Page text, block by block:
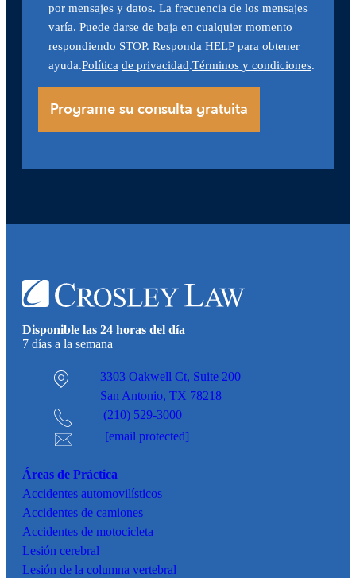
por mensajes y datos. La frecuencia de los mensajes
varía. Puede darse de baja en cualquier momento
respondiendo STOP. Responda HELP para obtener
ayuda.Política de privacidad.Términos y condiciones.
Disponible las 24 horas del día
7 días a la semana
3303 Oakwell Ct, Suite 200
San Antonio, TX 78218
(210) 529-3000
[email protected]
Áreas de Práctica
Accidentes automovilísticos
Accidentes de camiones
Accidentes de motocicleta
Lesión cerebral
Lesión de la columna vertebral